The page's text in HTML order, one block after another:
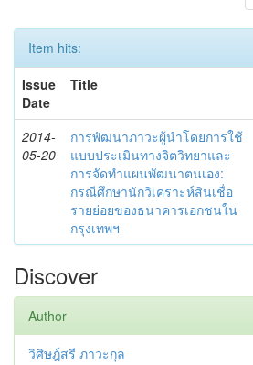
Item hits:
Issue
Date
Title
2014-
05-20
การพัฒนาภาวะผู้นำโดยการใช้
แบบประเมินทางจิตวิทยาและ
การจัดทำแผนพัฒนาตนเอง:
กรณีศึกษานักวิเคราะห์สินเชื่อ
รายย่อยของธนาคารเอกชนใน
กรุงเทพฯ
Discover
Author
วิศิษฎ์สรี ภาวะกุล